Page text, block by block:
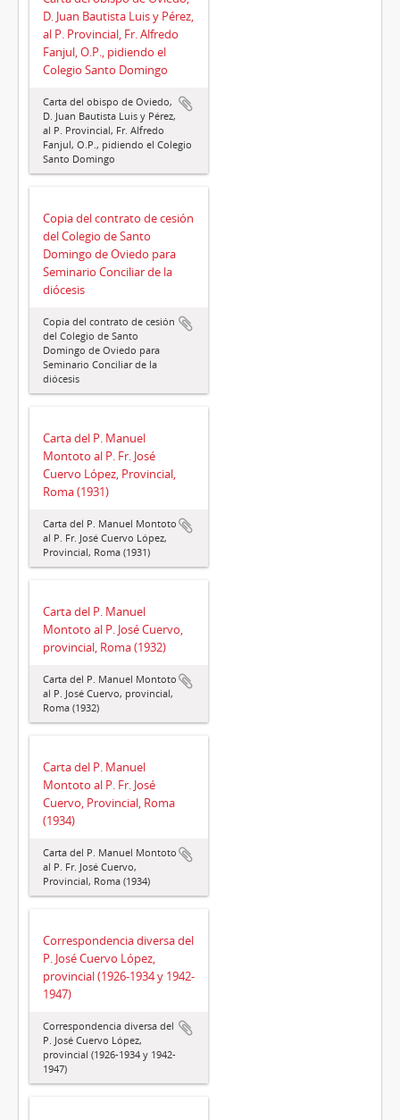
D. Juan Bautista Luis y Pérez,
al P. Provincial, Fr. Alfredo
Fanjul, O.P., pidiendo el
Colegio Santo Domingo
Carta del obispo de Oviedo,
D. Juan Bautista Luis y Pérez,
al P. Provincial, Fr. Alfredo
Fanjul, O.P., pidiendo el Colegio
Santo Domingo
Copia del contrato de cesión
del Colegio de Santo
Domingo de Oviedo para
Seminario Conciliar de la
diócesis
Copia del contrato de cesión
del Colegio de Santo
Domingo de Oviedo para
Seminario Conciliar de la
diócesis
Carta del P. Manuel
Montoto al P. Fr. José
Cuervo López, Provincial,
Roma (1931)
Carta del P. Manuel Montoto
al P. Fr. José Cuervo López,
Provincial, Roma (1931)
Carta del P. Manuel
Montoto al P. José Cuervo,
provincial, Roma (1932)
Carta del P. Manuel Montoto
al P. José Cuervo, provincial,
Roma (1932)
Carta del P. Manuel
Montoto al P. Fr. José
Cuervo, Provincial, Roma
(1934)
Carta del P. Manuel Montoto
al P. Fr. José Cuervo,
Provincial, Roma (1934)
Correspondencia diversa del
P. José Cuervo López,
provincial (1926-1934 y 1942-
1947)
Correspondencia diversa del
P. José Cuervo López,
provincial (1926-1934 y 1942-
1947)